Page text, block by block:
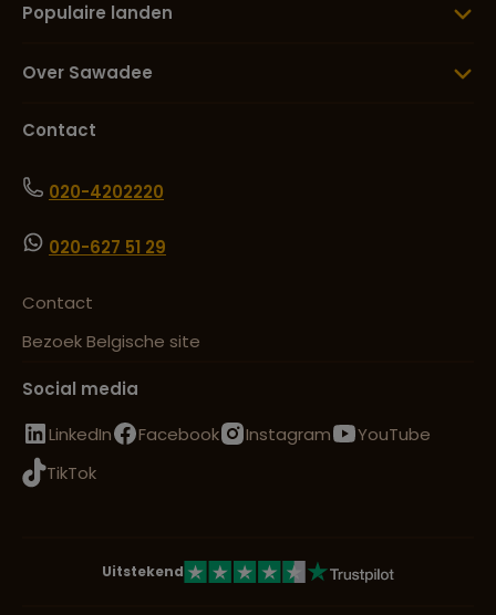
Populaire landen
Over Sawadee
Contact
020-4202220
020-627 51 29
Contact
Bezoek Belgische site
Social media
LinkedIn
Facebook Instagram
YouTube
TikTok
Uitstekend